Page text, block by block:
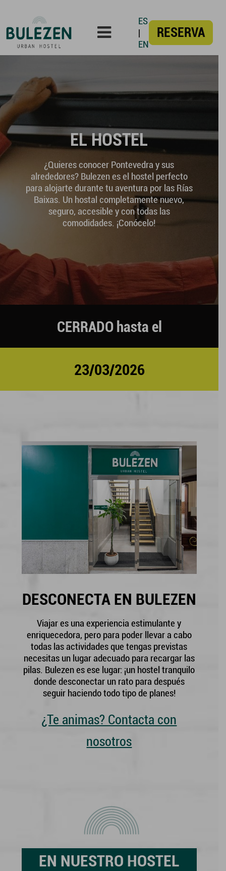
RESERVA
ES
|
EN
EL HOSTEL
¿Quieres conocer Pontevedra y sus
alrededores? Bulezen es el hostel perfecto
para alojarte durante tu aventura por las Rías
Baixas. Un hostal completamente nuevo,
seguro, accesible y con todas las
comodidades. ¡Conócelo!
CERRADO hasta el
23/03/2026
DESCONECTA EN BULEZEN
Viajar es una experiencia estimulante y
enriquecedora, pero para poder llevar a cabo
todas las actividades que tengas previstas
necesitas un lugar adecuado para recargar las
pilas. Bulezen es ese lugar: ¡un hostel tranquilo
donde desconectar un rato para después
seguir haciendo todo tipo de planes!
¿Te animas? Contacta con
nosotros
EN NUESTRO HOSTEL